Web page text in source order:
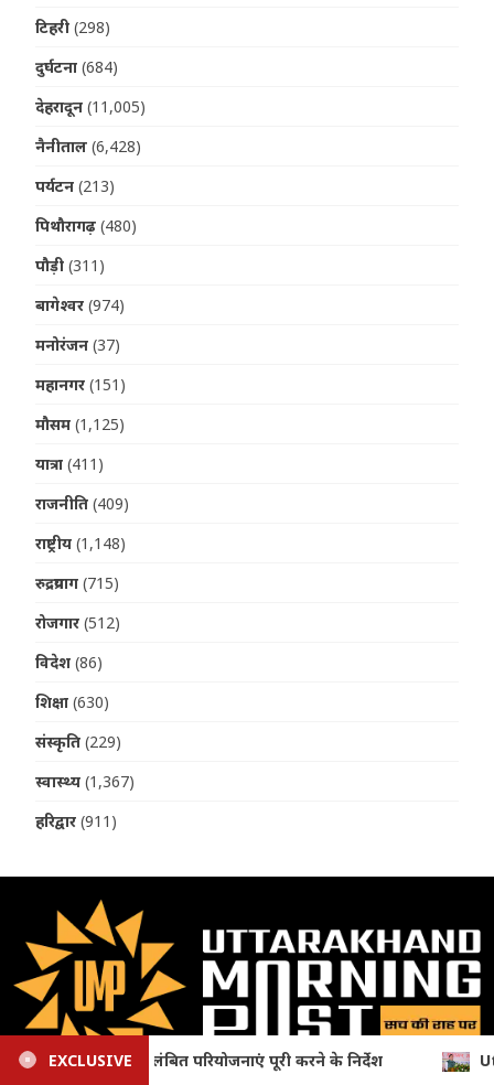
टिहरी (298)
दुर्घटना (684)
देहरादून (11,005)
नैनीताल (6,428)
पर्यटन (213)
पिथौरागढ़ (480)
पौड़ी (311)
बागेश्वर (974)
मनोरंजन (37)
महानगर (151)
मौसम (1,125)
यात्रा (411)
राजनीति (409)
राष्ट्रीय (1,148)
रुद्रप्रयाग (715)
रोजगार (512)
विदेश (86)
शिक्षा (630)
संस्कृति (229)
स्वास्थ्य (1,367)
हरिद्वार (911)
EXCLUSIVE
Uttarakhand: ईपीएफओ सेवाओं के विस्तार की राह आसान, सीएम